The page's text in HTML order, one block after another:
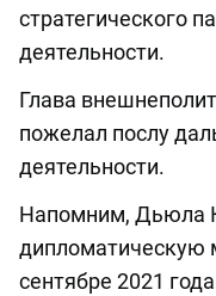
стратегического
деятельности.
Глава
пожелал послу
деятельности.
Напомним, Дьюла
дипломатическую
сентябре 2021